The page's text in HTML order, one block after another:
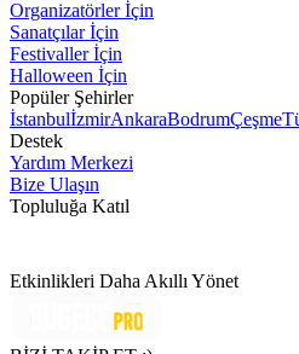
Organizatörler İçin
Sanatçılar İçin
Festivaller İçin
Halloween İçin
Popüler Şehirler
İstanbulİzmirAnkaraBodrumÇeşme
Destek
Yardım Merkezi
Bize Ulaşın
Topluluğa Katıl
Etkinlikleri Daha Akıllı Yönet